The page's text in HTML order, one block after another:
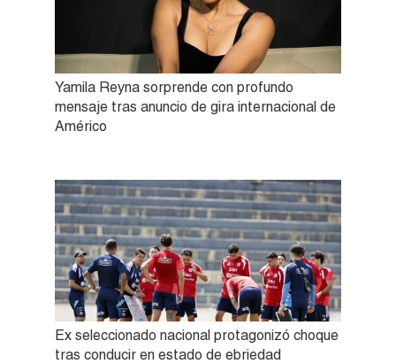
Yamila Reyna sorprende con profundo
mensaje tras anuncio de gira internacional de
Américo
Ex seleccionado nacional protagonizó choque
tras conducir en estado de ebriedad